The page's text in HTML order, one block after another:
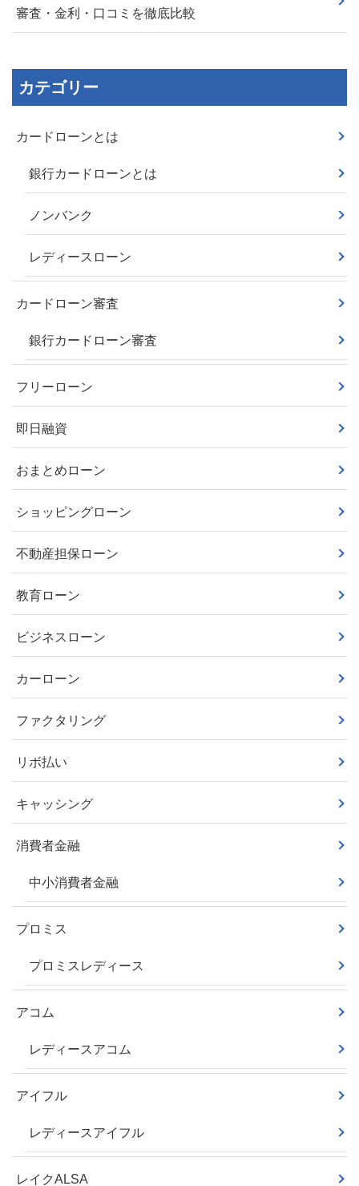
審査・金利・口コミを徹底比較
カテゴリー
カードローンとは
銀行カードローンとは
ノンバンク
レディースローン
カードローン審査
銀行カードローン審査
フリーローン
即日融資
おまとめローン
ショッピングローン
不動産担保ローン
教育ローン
ビジネスローン
カーローン
ファクタリング
リボ払い
キャッシング
消費者金融
中小消費者金融
プロミス
プロミスレディース
アコム
レディースアコム
アイフル
レディースアイフル
レイクALSA